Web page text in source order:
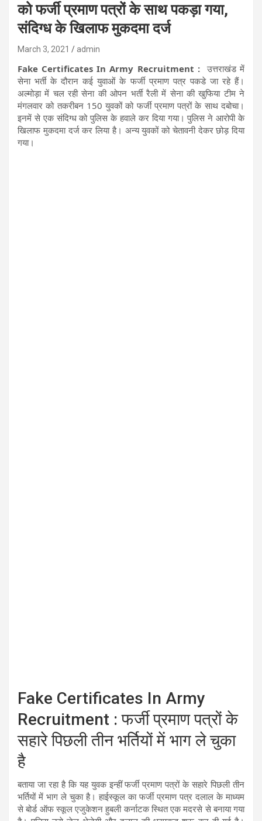
को फर्जी प्रमाण पत्रों के साथ पकड़ा गया,
संदिग्ध के खिलाफ मुकदमा दर्ज
March 3, 2021 admin
Fake Certificates In Army Recruitment :उत्तराखंड में
सेना भर्ती के दौरान कई युवाओं के फर्जी प्रमाण पत्र पकडे जा रहे हैं।
अल्मोड़ा में चल रही सेना की ओपन भर्ती रैली में सेना की खुफिया टीम ने
मंगलवार को तकरीबन 150 युवकों को फर्जी प्रमाण पत्रों के साथ दबोचा।
इनमें से एक संदिग्ध को पुलिस के हवाले कर दिया गया। पुलिस ने आरोपी के
खिलाफ मुकदमा दर्ज कर लिया है। अन्य युवकों को चेतावनी देकर छोड़ दिया
गया।
Fake Certificates In Army
Recruitment : फर्जी प्रमाण पत्रों के
सहारे पिछली तीन भर्तियों में भाग ले चुका
है
बताया जा रहा है कि यह युवक इन्हीं फर्जी प्रमाण पत्रों के सहारे पिछली तीन
भर्तियों में भाग ले चुका है। हाईस्कूल का फर्जी प्रमाण पत्र दलाल के माध्यम
से बोर्ड ऑफ स्कूल एजुकेशन हुबली कर्नाटक स्थित एक मदरसे से बनाया गया